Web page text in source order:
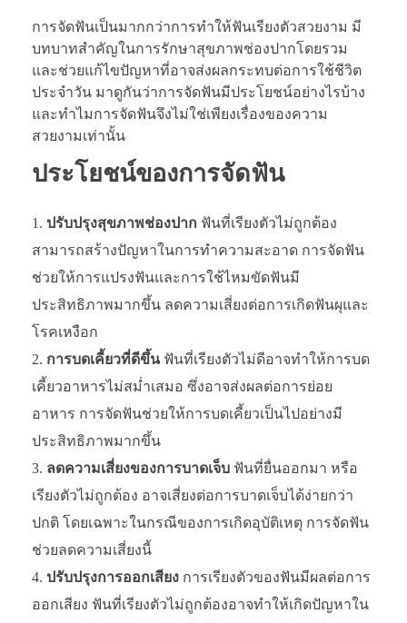
การจัดฟันเป็นมากกว่าการทำให้ฟันเรียงตัวสวยงาม มี
บทบาทสำคัญในการรักษาสุขภาพช่องปากโดยรวม
และช่วยแก้ไขปัญหาที่อาจส่งผลกระทบต่อการใช้ชีวิต
ประจำวัน มาดูกันว่าการจัดฟันมีประโยชน์อย่างไรบ้าง
และทำไมการจัดฟันจึงไม่ใช่เพียงเรื่องของความ
สวยงามเท่านั้น
ประโยชน์ของการจัดฟัน
ปรับปรุงสุขภาพช่องปาก ฟันที่เรียงตัวไม่ถูกต้อง
สามารถสร้างปัญหาในการทำความสะอาด การจัดฟัน
ช่วยให้การแปรงฟันและการใช้ไหมขัดฟันมี
ประสิทธิภาพมากขึ้น ลดความเสี่ยงต่อการเกิดฟันผุและ
โรคเหงือก
การบดเคี้ยวที่ดีขึ้นฟันที่เรียงตัวไม่ดีอาจทำให้การบด
เคี้ยวอาหารไม่สม่ำเสมอ ซึ่งอาจส่งผลต่อการย่อย
อาหาร การจัดฟันช่วยให้การบดเคี้ยวเป็นไปอย่างมี
ประสิทธิภาพมากขึ้น
ลดความเสี่ยงของการบาดเจ็บ ฟันที่ยื่นออกมา หรือ
เรียงตัวไม่ถูกต้อง อาจเสี่ยงต่อการบาดเจ็บได้ง่ายกว่า
ปกติ โดยเฉพาะในกรณีของการเกิดอุบัติเหตุ การจัดฟัน
ช่วยลดความเสี่ยงนี้
ปรับปรุงการออกเสียง การเรียงตัวของฟันมีผลต่อการ
ออกเสียง ฟันที่เรียงตัวไม่ถูกต้องอาจทำให้เกิดปัญหาใน